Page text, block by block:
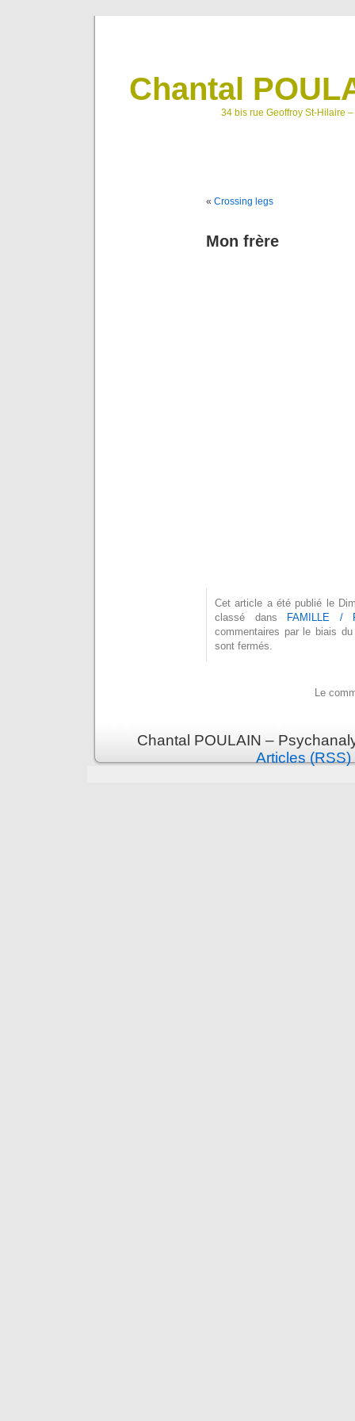
Chantal
34 bis rue Geoffroy St-Hilaire
« Crossing legs
Mon frère
Cet article a été publié le
classé dans FAMILLE /
commentaires par le biais
sont fermés.
Le
Chantal POULAIN –
Articles (RSS)